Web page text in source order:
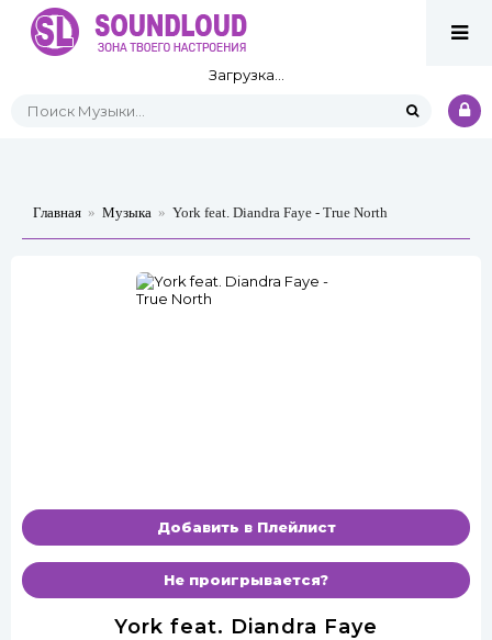
Загрузка...
Главная » Музыка » York feat. Diandra Faye - True North
Добавить в Плейлист
Не проигрывается?
York feat. Diandra Faye